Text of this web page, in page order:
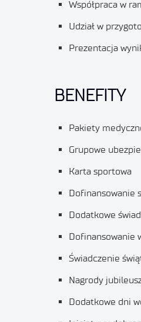
Współpraca w
Udział w
Prezentacja
BENEFITY
Pakiety
Grupowe
Karta sportowa
Dofinansowanie
Dodatkowe
Dofinansowanie
Świadczenie
Nagrody
Dodatkowe dni